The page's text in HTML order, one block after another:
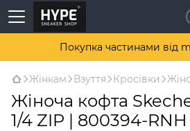
Покупка частинами від
Жінкам Взуття Кросівки
Жіноча кофта
1/4 ZIP | 800394-RNH